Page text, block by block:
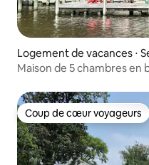
Logement de vacances ⋅
Maison de 5 chambres en
Coup de cœur voyageurs
Coup de cœur voyageurs